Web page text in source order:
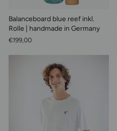
Balanceboard blue reef inkl.
Rolle | handmade in Germany
€199,00